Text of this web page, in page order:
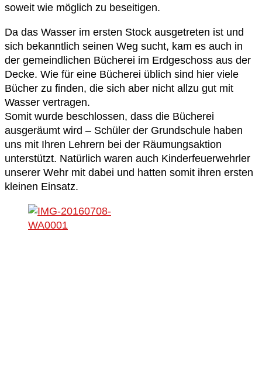
soweit wie möglich zu beseitigen.
Da das Wasser im ersten Stock ausgetreten ist und
sich bekanntlich seinen Weg sucht, kam es auch in
der gemeindlichen Bücherei im Erdgeschoss aus der
Decke. Wie für eine Bücherei üblich sind hier viele
Bücher zu finden, die sich aber nicht allzu gut mit
Wasser vertragen.
Somit wurde beschlossen, dass die Bücherei
ausgeräumt wird – Schüler der Grundschule haben
uns mit Ihren Lehrern bei der Räumungsaktion
unterstützt. Natürlich waren auch Kinderfeuerwehrler
unserer Wehr mit dabei und hatten somit ihren ersten
kleinen Einsatz.